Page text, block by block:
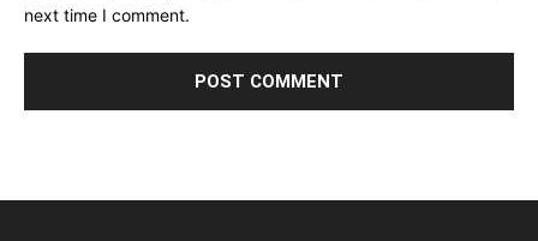
next time I comment.